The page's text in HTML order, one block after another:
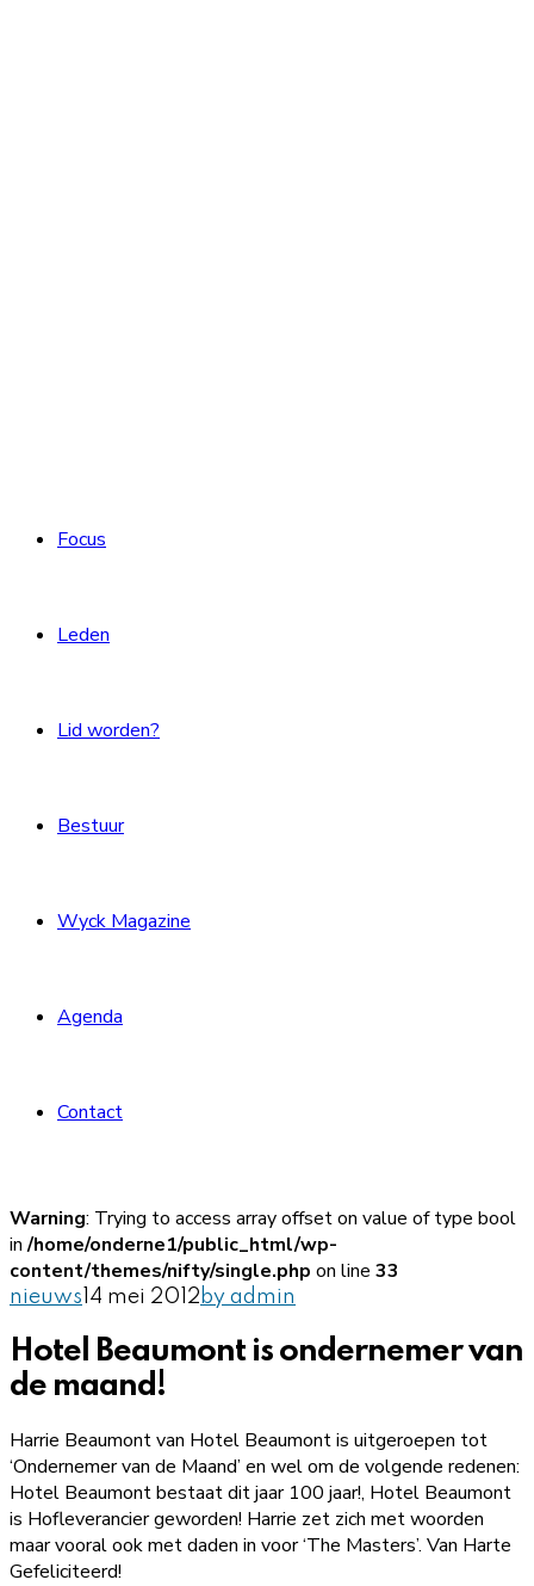
Focus
Leden
Lid worden?
Bestuur
Wyck Magazine
Agenda
Contact
Warning: Trying to access array offset on value of type bool
in/home/onderne1/public_html/wp-
content/themes/nifty/single.php on line 33
nieuws 14 mei 2012 by admin
Hotel Beaumont is ondernemer van
de maand!
Harrie Beaumont van Hotel Beaumont is uitgeroepen tot
‘Ondernemer van de Maand’ en wel om de volgende redenen:
Hotel Beaumont bestaat dit jaar 100 jaar!, Hotel Beaumont
is Hofleverancier geworden! Harrie zet zich met woorden
maar vooral ook met daden in voor ‘The Masters’. Van Harte
Gefeliciteerd!